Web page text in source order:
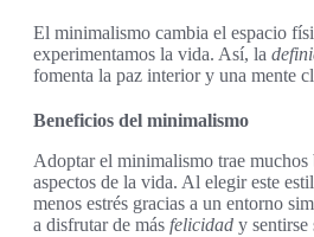
El minimalismo cambia el espacio
experimentamos la vida. Así, la
fomenta la paz interior y una mente
Beneficios del minimalismo
Adoptar el minimalismo trae muchos
aspectos de la vida. Al elegir este
menos estrés gracias a un entorno
a disfrutar de más felicidad y sentirse